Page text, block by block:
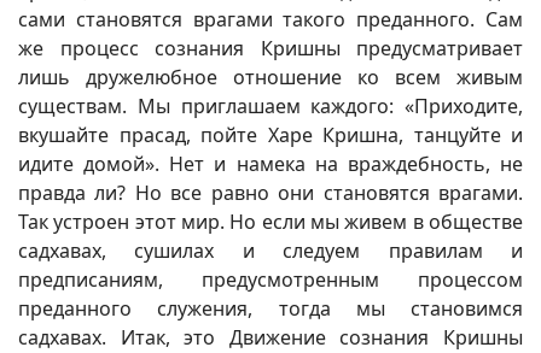
сами становятся врагами такого преданного. Сам
же процесс сознания Кришны предусматривает
лишь дружелюбное отношение ко всем живым
существам. Мы приглашаем каждого: «Приходите,
вкушайте прасад, пойте Харе Кришна, танцуйте и
идите домой». Нет и намека на враждебность, не
правда ли? Но все равно они становятся врагами.
Так устроен этот мир. Но если мы живем в обществе
садхавах, сушилах и следуем правилам и
предписаниям, предусмотренным процессом
преданного служения, тогда мы становимся
садхавах. Итак, это Движение сознания Кришны